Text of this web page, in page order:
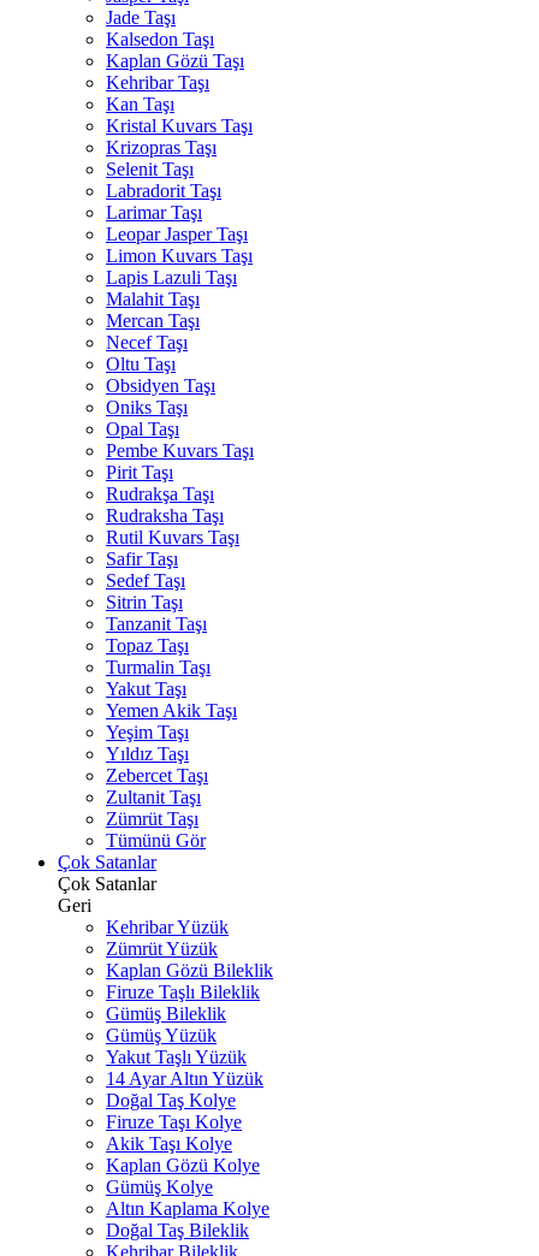
Jade Taşı
Kalsedon Taşı
Kaplan Gözü Taşı
Kehribar Taşı
Kan Taşı
Kristal Kuvars Taşı
Krizopras Taşı
Selenit Taşı
Labradorit Taşı
Larimar Taşı
Leopar Jasper Taşı
Limon Kuvars Taşı
Lapis Lazuli Taşı
Malahit Taşı
Mercan Taşı
Necef Taşı
Oltu Taşı
Obsidyen Taşı
Oniks Taşı
Opal Taşı
Pembe Kuvars Taşı
Pirit Taşı
Rudrakşa Taşı
Rudraksha Taşı
Rutil Kuvars Taşı
Safir Taşı
Sedef Taşı
Sitrin Taşı
Tanzanit Taşı
Topaz Taşı
Turmalin Taşı
Yakut Taşı
Yemen Akik Taşı
Yeşim Taşı
Yıldız Taşı
Zebercet Taşı
Zultanit Taşı
Zümrüt Taşı
Tümünü Gör
Çok Satanlar
Çok Satanlar
Geri
Kehribar Yüzük
Zümrüt Yüzük
Kaplan Gözü Bileklik
Firuze Taşlı Bileklik
Gümüş Bileklik
Gümüş Yüzük
Yakut Taşlı Yüzük
14 Ayar Altın Yüzük
Doğal Taş Kolye
Firuze Taşı Kolye
Akik Taşı Kolye
Kaplan Gözü Kolye
Gümüş Kolye
Altın Kaplama Kolye
Doğal Taş Bileklik
Kehribar Bileklik